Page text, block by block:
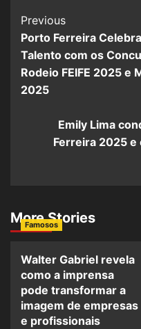
Post
Navigation
Previous
Porto Ferreira
Talento com os
Rodeio FEIFE 2025 e
2025
Emily Lima
Ferreira 2025 e
More Stories
Famosos
Walter Gabriel revela
como a imprensa
pode transformar a
imagem de empresas
e profissionais